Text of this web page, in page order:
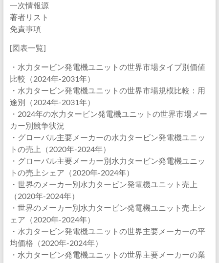
一次情報源
著者リスト
免責事項
[図表一覧]
・水力タービン発電機ユニットの世界市場タイプ別価値
比較（2024年-2031年）
・水力タービン発電機ユニットの世界市場規模比較：用
途別（2024年-2031年）
・2024年の水力タービン発電機ユニットの世界市場メー
カー別競争状況
・グローバル主要メーカーの水力タービン発電機ユニッ
トの売上（2020年-2024年）
・グローバル主要メーカー別水力タービン発電機ユニッ
トの売上シェア（2020年-2024年）
・世界のメーカー別水力タービン発電機ユニット売上
（2020年-2024年）
・世界のメーカー別水力タービン発電機ユニット売上シ
ェア（2020年-2024年）
・水力タービン発電機ユニットの世界主要メーカーの平
均価格（2020年-2024年）
・水力タービン発電機ユニットの世界主要メーカーの業